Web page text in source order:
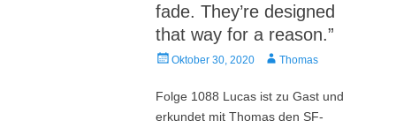
fade. They’re designed
that way for a reason.”
Veröffentlicht
Oktober 30, 2020 AutorThomas
Folge 1088 Lucas ist zu Gast und
erkundet mit Thomas den SF-